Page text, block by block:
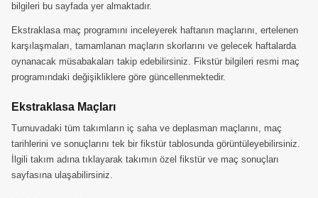
bilgileri bu sayfada yer almaktadır.
Ekstraklasa maç programını inceleyerek haftanın maçlarını, ertelenen
karşılaşmaları, tamamlanan maçların skorlarını ve gelecek haftalarda
oynanacak müsabakaları takip edebilirsiniz. Fikstür bilgileri resmi maç
programındaki değişikliklere göre güncellenmektedir.
Ekstraklasa Maçları
Turnuvadaki tüm takımların iç saha ve deplasman maçlarını, maç
tarihlerini ve sonuçlarını tek bir fikstür tablosunda görüntüleyebilirsiniz.
İlgili takım adına tıklayarak takımın özel fikstür ve maç sonuçları
sayfasına ulaşabilirsiniz.